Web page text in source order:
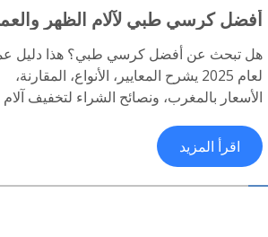
أفضل كرسي طبي لآلام الظهر
هل تبحث عن أفضل كرسي طبي؟ هذا دليل
لعام 2025 يشرح المعايير، الأنواع، المقارنة،
الأسعار بالمغرب، ونصائح الشراء لتخفيف آلام
اقرأ المزيد